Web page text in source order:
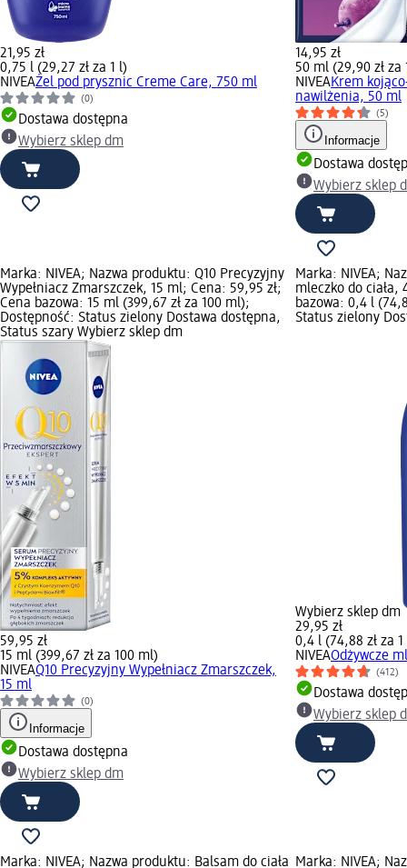
21,95 zł
0,75 l (29,27 zł za 1 l)
NIVEAŻel pod prysznic Creme Care, 750 ml
(0)
Dostawa dostępna
Wybierz sklep dm
14,95 zł
50 ml (29,90 zł za
NIVEAKrem
nawilżenia, 50 ml
(5)
Informacje
Dostawa
Wybierz sklep
Marka: NIVEA; Nazwa produktu: Q10 Precyzyjny
Wypełniacz Zmarszczek, 15 ml; Cena: 59,95 zł;
Cena bazowa: 15 ml (399,67 zł za 100 ml);
Dostępność: Status zielony Dostawa dostępna,
Status szary Wybierz sklep dm
59,95 zł
15 ml (399,67 zł za 100 ml)
NIVEAQ10 Precyzyjny Wypełniacz Zmarszczek,
15 ml
(0)
Informacje
Dostawa dostępna
Wybierz sklep dm
Marka: NIVEA;
mleczko do ciała,
bazowa: 0,4 l
Status zielony
Wybierz sklep dm
29,95 zł
0,4 l (74,88 zł za 1
NIVEAOdżywcze
(412)
Dostawa
Wybierz sklep
Marka: NIVEA; Nazwa produktu: Balsam do ciała Marka: NIVEA;